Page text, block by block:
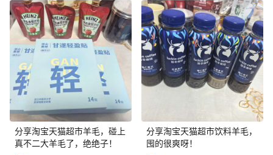
分享淘宝天猫超市羊毛，碰上
真不二大羊毛了，绝绝子！
分享淘宝天猫超市饮料羊毛，
囤的很爽呀！